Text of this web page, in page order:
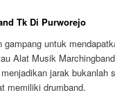
Tk Di Purworejo
gampang untuk
Alat Musik
jarak bukanlah
memiliki drumband.